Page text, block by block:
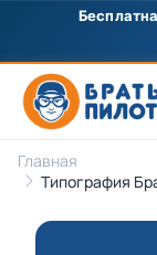
Скидка
Главная
Типография